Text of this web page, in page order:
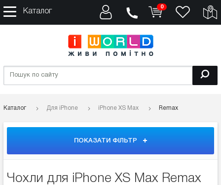
Каталог
0
Каталог Для iPhone iPhone XS Max Remax
ПОКАЗАТИ ФІЛЬТР
Чохли для iPhone XS Max Remax